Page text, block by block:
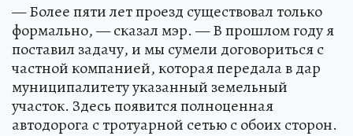
— Более пяти лет проезд существовал только
формально, — сказал мэр. — В прошлом году я
поставил задачу, и мы сумели договориться с
частной компанией, которая передала в дар
муниципалитету указанный земельный
участок. Здесь появится полноценная
автодорога с тротуарной сетью с обоих сторон.